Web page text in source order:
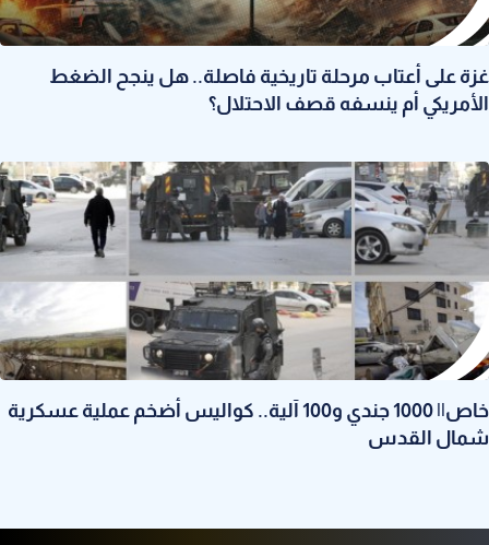
غزة على أعتاب مرحلة تاريخية فاصلة.. هل ينجح الضغط
الأمريكي أم ينسفه قصف الاحتلال؟
خاص|| 1000 جندي و100 آلية.. كواليس أضخم عملية عسكرية
شمال القدس